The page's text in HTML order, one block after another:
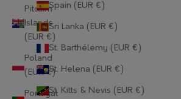
Pitcairn
Islands
(EUR €)
Poland
(EUR €)
Portugal
Spain (EUR €)
Sri Lanka (EUR €)
St. Barthélemy (EUR €)
St. Helena (EUR €)
St. Kitts & Nevis (EUR €)
Guernsey (EUR €)
Guinea (EUR €)
Guinea-Bissau (EUR €)